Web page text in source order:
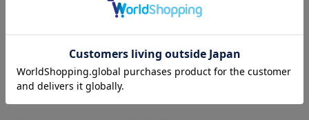
レビュー
コロンとしたワイドなフォルムが可愛いバ
ッグです。小ぶりですが、マチがしっかり
あるので、お出かけの必需品はしっかりと
収納できます。